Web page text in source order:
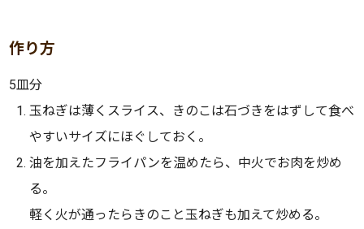
作り方
5皿分
玉ねぎは薄くスライス、きのこは石づきをはずして食べ
やすいサイズにほぐしておく。
油を加えたフライパンを温めたら、中火でお肉を炒め
る。
軽く火が通ったらきのこと玉ねぎも加えて炒める。